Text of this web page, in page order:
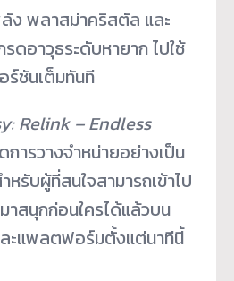
ง พลาสม่าคริสตัล และ
ดอาวุธระดับหายาก ไปใช้
ร์ชันเต็มทันที
Relink – Endless
ารวางจำหน่ายอย่างเป็น
หรับผู้ที่สนใจสามารถเข้าไป
าสนุกก่อนใครได้แล้วบน
ะแพลตฟอร์มตั้งแต่นาทีนี้